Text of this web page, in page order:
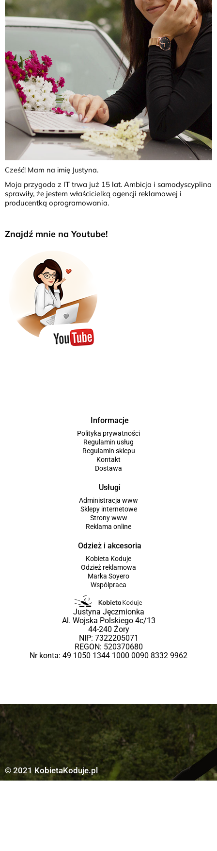
Cześć! Mam na imię Justyna.
Moja przygoda z IT trwa już 15 lat. Ambicja i samodyscyplina
sprawiły, że jestem właścicielką agencji reklamowej i
producentką oprogramowania.
Znajdź mnie na Youtube!
Informacje
Polityka prywatności
Regulamin usług
Regulamin sklepu
Kontakt
Dostawa
Usługi
Administracja www
Sklepy internetowe
Strony www
Reklama online
Odzież i akcesoria
Kobieta Koduje
Odzież reklamowa
Marka Soyero
Wspólpraca
Justyna Jęczmionka
Al. Wojska Polskiego 4c/13
44-240 Żory
NIP: 7322205071
REGON: 520370680
Nr konta: 49 1050 1344 1000 0090 8332 9962
© 2021 KobietaKoduje.pl